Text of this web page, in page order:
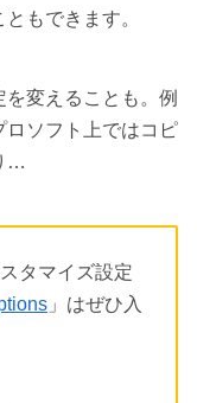
もできます。
変えることも。例
ロソフト上ではコピ
…
タマイズ設定
」はぜひ入